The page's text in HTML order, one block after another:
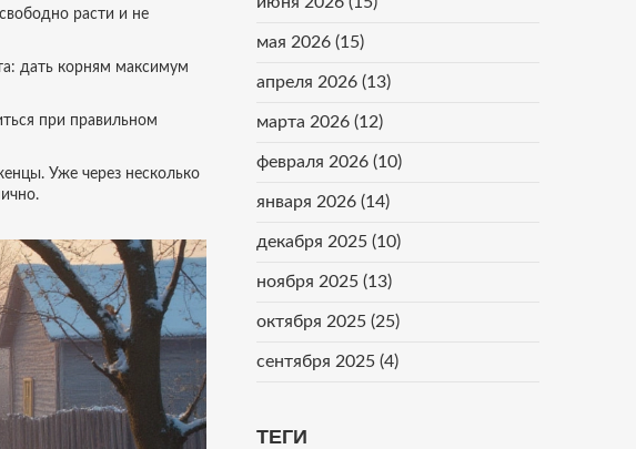
расти и не
дать корням максимум
при правильном
Уже через несколько
мая 2026 (15)
апреля 2026 (13)
марта 2026 (12)
февраля 2026 (10)
января 2026 (14)
декабря 2025 (10)
ноября 2025 (13)
октября 2025 (25)
сентября 2025 (4)
ТЕГИ